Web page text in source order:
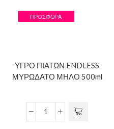
ΠΡΟΣΦΟΡΆ
ΥΓΡΟ ΠΙΑΤΩΝ ENDLESS
ΜΥΡΩΔΑΤΟ ΜΗΛΟ 500ml